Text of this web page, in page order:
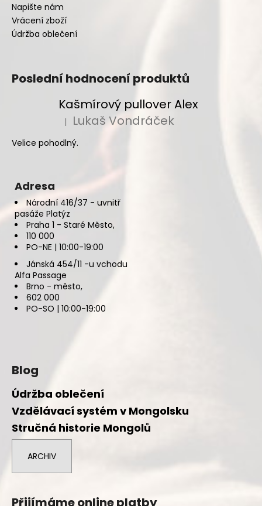
Napište nám
Vrácení zboží
Údržba oblečení
Poslední hodnocení produktů
Kašmírový pullover Alex
Hodnocení produktu je 5 z 5 hvězdiček.
| Lukaš Vondráček
Velice pohodlný.
Adresa
Národní 416/37 - uvnitř
pasáže Platýz
Praha 1 - Staré Město,
110 000
PO-NE | 10:00-19:00
Jánská 454/11 -u vchodu
Alfa Passage
Brno - město,
602 000
PO-SO | 10:00-19:00
Blog
Údržba oblečení
Vzdělávací systém v Mongolsku
Stručná historie Mongolů
ARCHIV
Přijímáme online platby